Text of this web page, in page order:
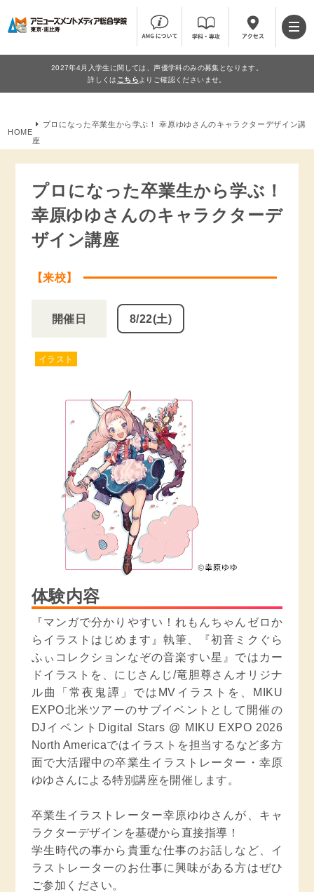
2027年4月入学生に関しては、声優学科のみの募集となります。
詳しくは こちら よりご確認くださいませ。
HOME
プロになった卒業生から学ぶ！ 幸原ゆゆさんのキャラクターデザイン講
座
プロになった卒業生から学ぶ！
幸原ゆゆさんのキャラクターデ
ザイン講座
【来校】
開催日 8/22(土)
イラスト
体験内容
『マンガで分かりやすい！れもんちゃんゼロか
らイラストはじめます』執筆、『初音ミクぐら
ふぃコレクションなぞの音楽すい星』ではカー
ドイラストを、にじさんじ/竜胆尊さんオリジナ
ル曲「常夜鬼譚」ではMVイラストを、MIKU
EXPO北米ツアーのサブイベントとして開催の
DJイベントDigital Stars @ MIKU EXPO 2026
North Americaではイラストを担当するなど多方
面で大活躍中の卒業生イラストレーター・幸原
ゆゆさんによる特別講座を開催します。
卒業生イラストレーター幸原ゆゆさんが、キャ
ラクターデザインを基礎から直接指導！
学生時代の事から貴重な仕事のお話しなど、イ
ラストレーターのお仕事に興味がある方はぜひ
ご参加ください。